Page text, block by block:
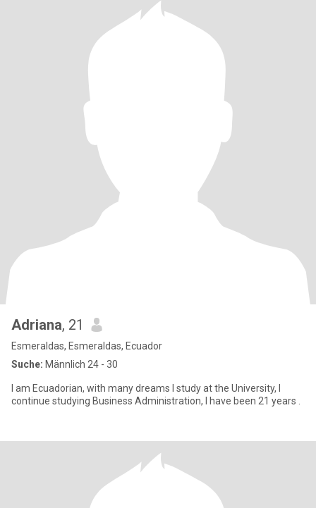
Adriana, 21
Esmeraldas, Esmeraldas, Ecuador
Suche: Männlich 24 - 30
I am Ecuadorian, with many dreams I study at the University, I
continue studying Business Administration, I have been 21 years .